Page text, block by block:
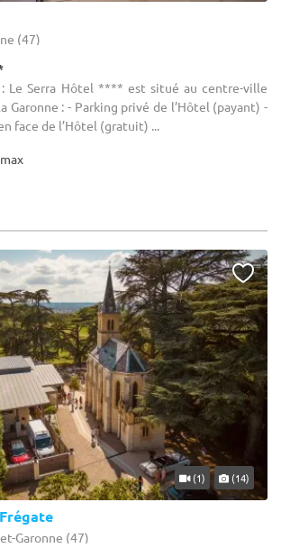
(47)
: Le Serra Hôtel **** est situé au centre-ville
Garonne : - Parking privé de l’Hôtel (payant) -
face de l’Hôtel (gratuit) ...
(1) (14)
Garonne (47)